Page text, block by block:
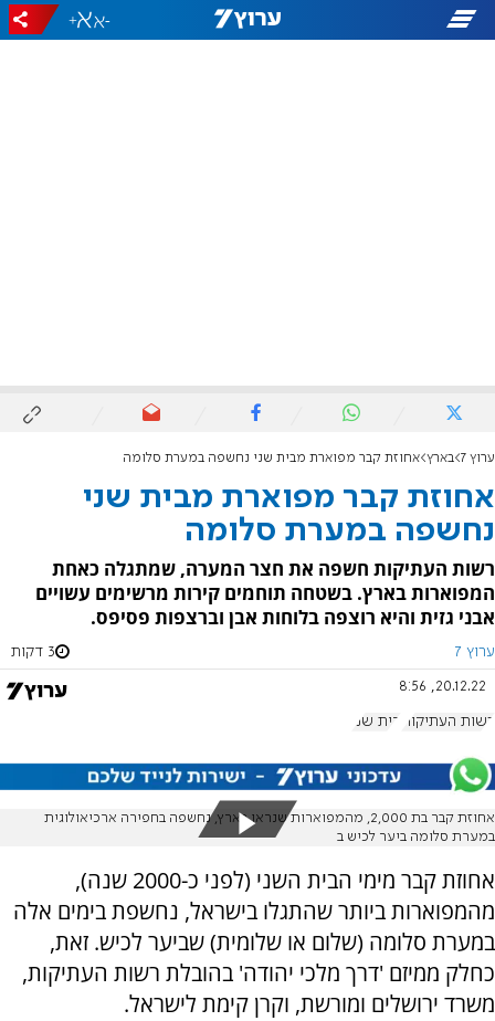
-
+
ערוץ 7 בארץ אחוזת קבר מפוארת מבית שני נחשפה במערת סלומה
אחוזת קבר מפוארת מבית שני
נחשפה במערת סלומה
רשות העתיקות חשפה את חצר המערה, שמתגלה כאחת
המפוארות בארץ. בשטחה תוחמים קירות מרשימים עשויים
אבני גזית והיא רוצפה בלוחות אבן וברצפות פסיפס.
ערוץ 7 3 דקות
20.12.22, 8:56
רשות העתיקות בית שני
אחוזת קבר בת 2,000, מהמפוארות שנראו בארץ, נחשפה בחפירה ארכיאולוגית
במערת סלומה ביער לכיש ב
אחוזת קבר מימי הבית השני (לפני כ-2000 שנה),
מהמפוארות ביותר שהתגלו בישראל, נחשפת בימים אלה
במערת סלומה (שלום או שלומית) שביער לכיש. זאת,
כחלק ממיזם 'דרך מלכי יהודה' בהובלת רשות העתיקות,
משרד ירושלים ומורשת, וקרן קימת לישראל.